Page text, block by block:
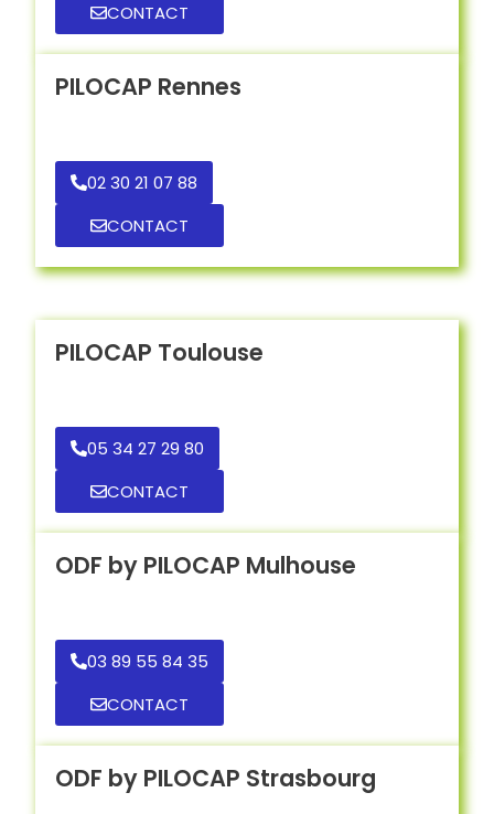
CONTACT
PILOCAP Rennes
02 30 21 07 88
CONTACT
PILOCAP Toulouse
05 34 27 29 80
CONTACT
ODF by PILOCAP Mulhouse
03 89 55 84 35
CONTACT
ODF by PILOCAP Strasbourg